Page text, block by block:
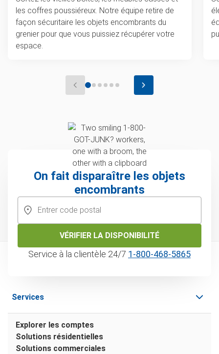
les coffres poussiéreux. Notre équipe retire de
façon sécuritaire les objets encombrants du
grenier pour que vous puissiez récupérer votre
espace.
On fait disparaître les objets
encombrants
VÉRIFIER LA DISPONIBILITÉ
Service à la clientèle 24/7 1‑800‑468‑5865
Services
Explorer les comptes
Solutions résidentielles
Solutions commerciales